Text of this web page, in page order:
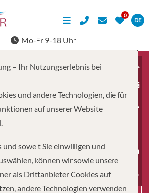
DE
Mo-Fr 9-18 Uhr
– Ihr Nutzungserlebnis bei
und andere Technologien, die für
auf unserer Website
und soweit Sie einwilligen und
können wir sowie unsere
als Drittanbieter Cookies auf
andere Technologien verwenden